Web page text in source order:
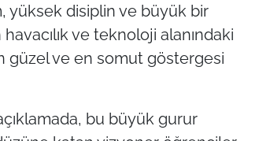
yüksek disiplin ve büyük bir
ve teknoloji alanındaki
güzel ve en somut göstergesi
bu büyük gurur